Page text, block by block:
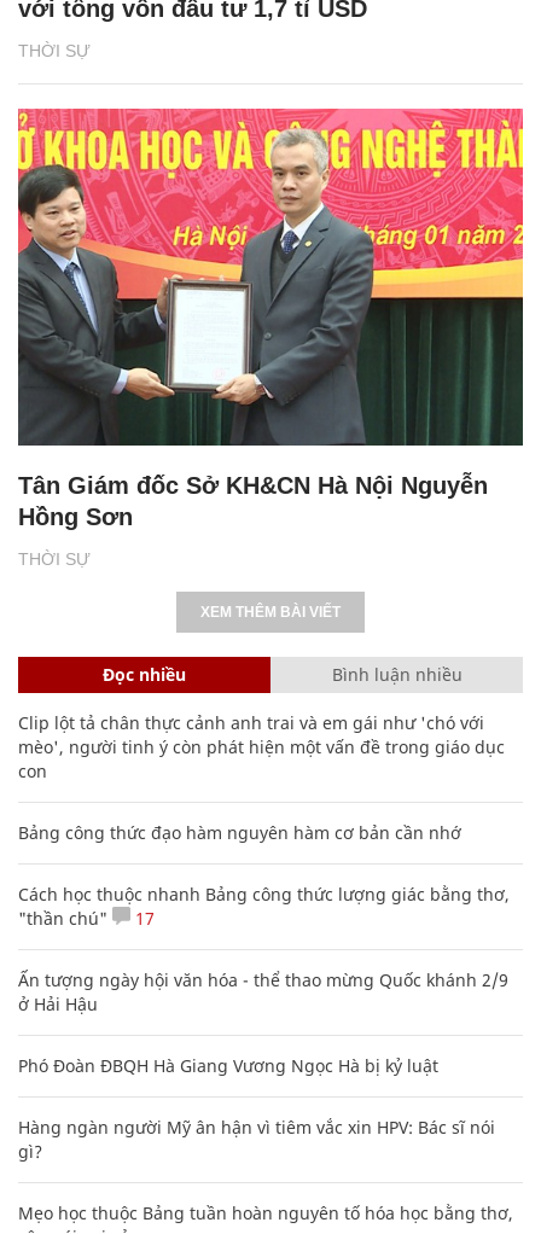
THỜI SỰ
với tổng vốn đầu tư 1,7 tỉ USD
THỜI SỰ
Tân Giám đốc Sở KH&CN Hà Nội Nguyễn
Hồng Sơn
XEM THÊM BÀI VIẾT
Đọc nhiều Bình luận nhiều
Clip lột tả chân thực cảnh anh trai và em gái như 'chó với
mèo', người tinh ý còn phát hiện một vấn đề trong giáo dục
con
Bảng công thức đạo hàm nguyên hàm cơ bản cần nhớ
Cách học thuộc nhanh Bảng công thức lượng giác bằng thơ,
"thần chú"
17
Ấn tượng ngày hội văn hóa - thể thao mừng Quốc khánh 2/9
ở Hải Hậu
Phó Đoàn ĐBQH Hà Giang Vương Ngọc Hà bị kỷ luật
Hàng ngàn người Mỹ ân hận vì tiêm vắc xin HPV: Bác sĩ nói
gì?
Mẹo học thuộc Bảng tuần hoàn nguyên tố hóa học bằng thơ,